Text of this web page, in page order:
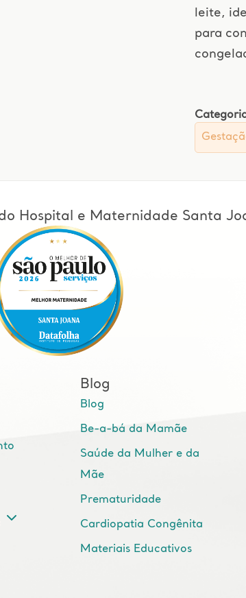
leite,
para
Hospital e Maternidade Santa
Blog
Blog
Be-a-bá da Mamãe
Saúde da Mulher e da
Mãe
Prematuridade
Cardiopatia Congênita
Materiais Educativos